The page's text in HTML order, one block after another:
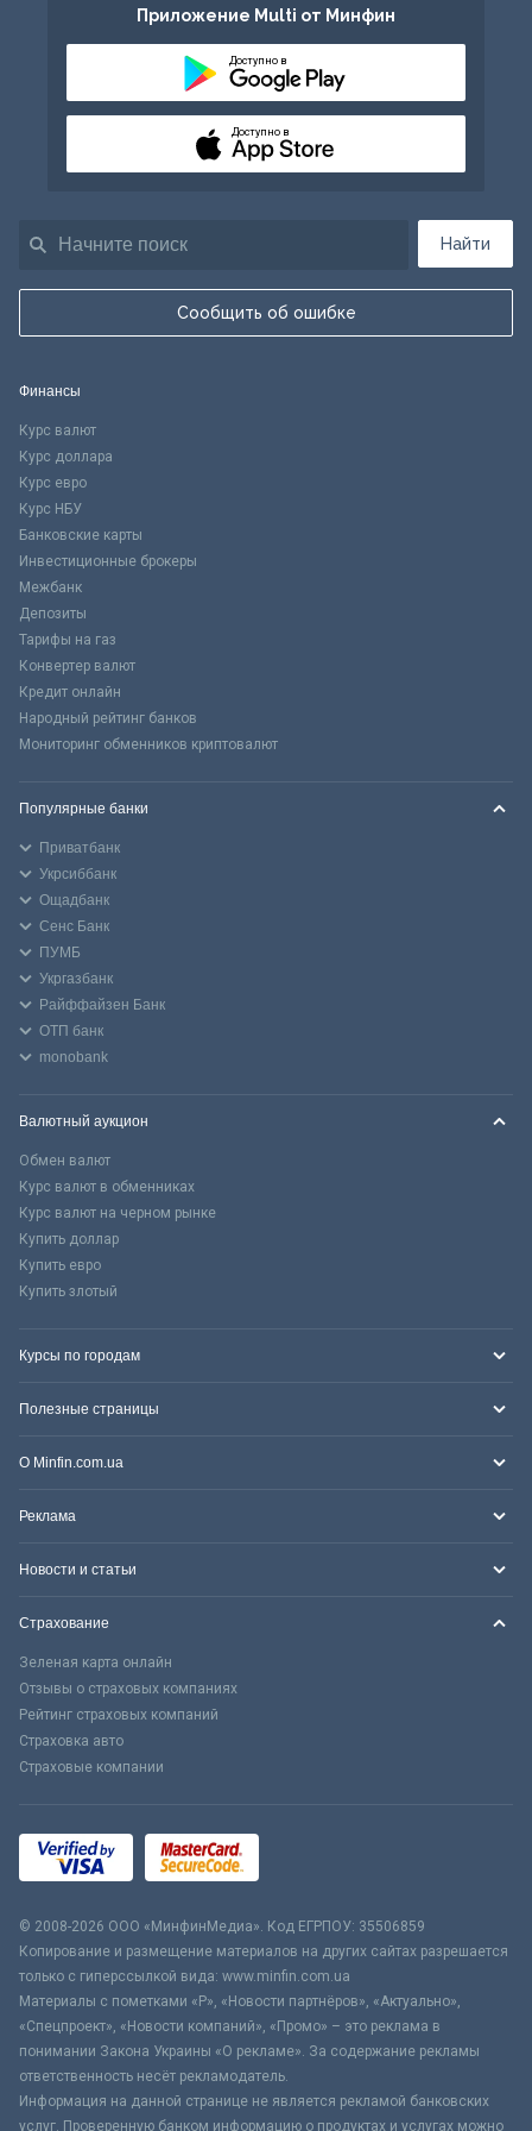
Найти
Сообщить об ошибке
Приложение Multi от Минфин
Доступно в
Доступно в
Финансы
Курс валют
Курс доллара
Курс евро
Курс НБУ
Банковские карты
Инвестиционные брокеры
Межбанк
Депозиты
Тарифы на газ
Конвертер валют
Кредит онлайн
Народный рейтинг банков
Мониторинг обменников криптовалют
Популярные банки
Приватбанк
Укрсиббанк
Ощадбанк
Сенс Банк
ПУМБ
Укргазбанк
Райффайзен Банк
ОТП банк
monobank
Валютный аукцион
Обмен валют
Курс валют в обменниках
Курс валют на черном рынке
Купить доллар
Купить евро
Купить злотый
Курсы по городам
Полезные страницы
О Minfin.com.ua
Реклама
Новости и статьи
Страхование
Зеленая карта онлайн
Отзывы о страховых компаниях
Рейтинг страховых компаний
Страховка авто
Страховые компании
© 2008-2026 ООО «МинфинМедиа». Код ЕГРПОУ: 35506859
Копирование и размещение материалов на других сайтах разрешается
только с гиперссылкой вида: www.minfin.com.ua
Материалы с пометками «Р», «Новости партнёров», «Актуально»,
«Спецпроект», «Новости компаний», «Промо» – это реклама в
понимании Закона Украины «О рекламе». За содержание рекламы
ответственность несёт рекламодатель.
Информация на данной странице не является рекламой банковских
услуг. Проверенную банком информацию о продуктах и услугах можно